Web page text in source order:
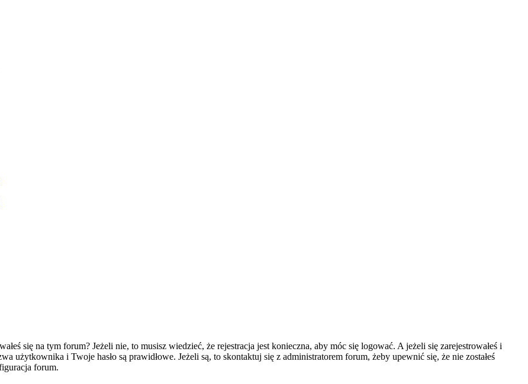
się na tym forum? Jeżeli nie, to musisz wiedzieć, że rejestracja jest konieczna, aby móc się logować. A jeżeli się zarejestrowałeś i
użytkownika i Twoje hasło są prawidłowe. Jeżeli są, to skontaktuj się z administratorem forum, żeby upewnić się, że nie zostałeś
forum.